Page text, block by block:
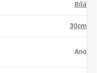
Bílá
30cm
Ano